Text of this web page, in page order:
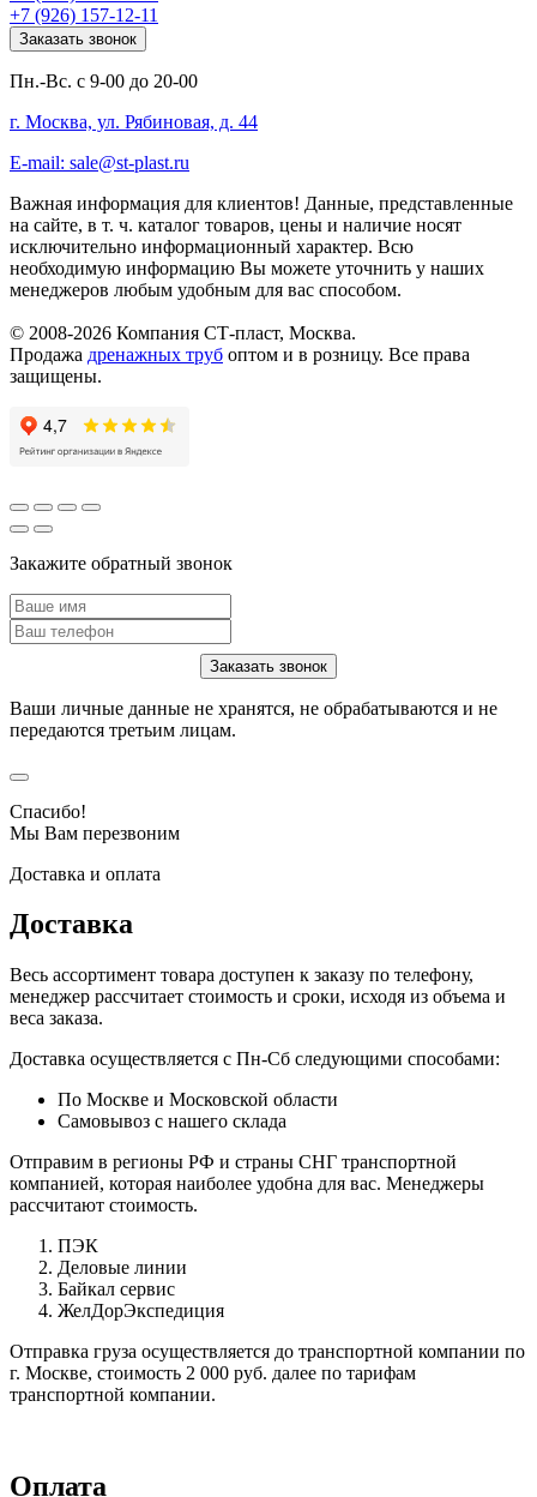
+7 (926) 157-12-11
Заказать звонок
Пн.-Вс. с 9-00 до 20-00
г. Москва, ул. Рябиновая, д. 44
E-mail: sale@st-plast.ru
Важная информация для клиентов! Данные, представленные
на сайте, в т. ч. каталог товаров, цены и наличие носят
исключительно информационный характер. Всю
необходимую информацию Вы можете уточнить у наших
менеджеров любым удобным для вас способом.
© 2008-2026 Компания СТ-пласт, Москва.
Продажа дренажных труб оптом и в розницу. Все права
защищены.
Закажите обратный звонок
Ваши личные данные не хранятся, не обрабатываются и не
передаются третьим лицам.
Спасибо!
Мы Вам перезвоним
Доставка и оплата
Доставка
Весь ассортимент товара доступен к заказу по телефону,
менеджер рассчитает стоимость и сроки, исходя из объема и
веса заказа.
Доставка осуществляется с Пн-Сб следующими способами:
По Москве и Московской области
Самовывоз с нашего склада
Отправим в регионы РФ и страны СНГ транспортной
компанией, которая наиболее удобна для вас. Менеджеры
рассчитают стоимость.
ПЭК
Деловые линии
Байкал сервис
ЖелДорЭкспедиция
Отправка груза осуществляется до транспортной компании по
г. Москве, стоимость 2 000 руб. далее по тарифам
транспортной компании.
Оплата